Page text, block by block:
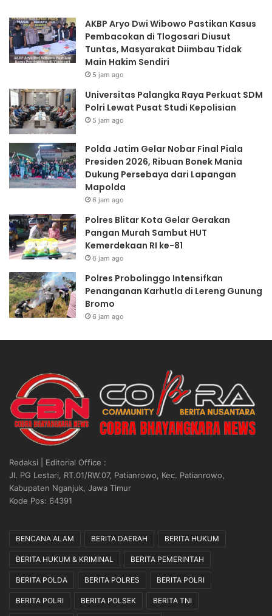
Persebaya
dari
Lapangan
Mapolda
AKBP Aryo Dwi Wibowo Pastikan Kasus
Pembacokan di Tlogosari Diusut
Tuntas, Masyarakat Diimbau Tidak
Main Hakim Sendiri
5 jam ago
Universitas Palangka Raya Perkuat SDM
Polri Lewat Pusat Studi Kepolisian
5 jam ago
Polda Jatim Gelar Nobar Final Piala
Presiden 2026, Ribuan Bonek Mania
Dukung Persebaya dari Lapangan
Mapolda
6 jam ago
Polres Blitar Kota Gelar Gerakan
Pangan Murah Sambut HUT
Kemerdekaan RI ke-81
6 jam ago
Polres Probolinggo Intensifkan
Penanganan Karhutla di Lereng Gunung
Bromo
6 jam ago
Redaksi | Editorial Office :
Jl. PG Lestari, RT.01/RW.07, Patianrowo, Kec. Patianrowo,
Kabupaten Nganjuk, Jawa Timur
Kode Pos: 64391
BENCANA ALAM BERITA DAERAH BERITA HUKUM
BERITA HUKUM & KRIMINAL BERITA PEMERINTAH
BERITA POLDA BERITA POLRES BERITA POLRI
BERITA POLRI BERITA POLSEK BERITA TNI